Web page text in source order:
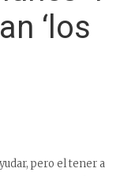
‘los
pero el tener a